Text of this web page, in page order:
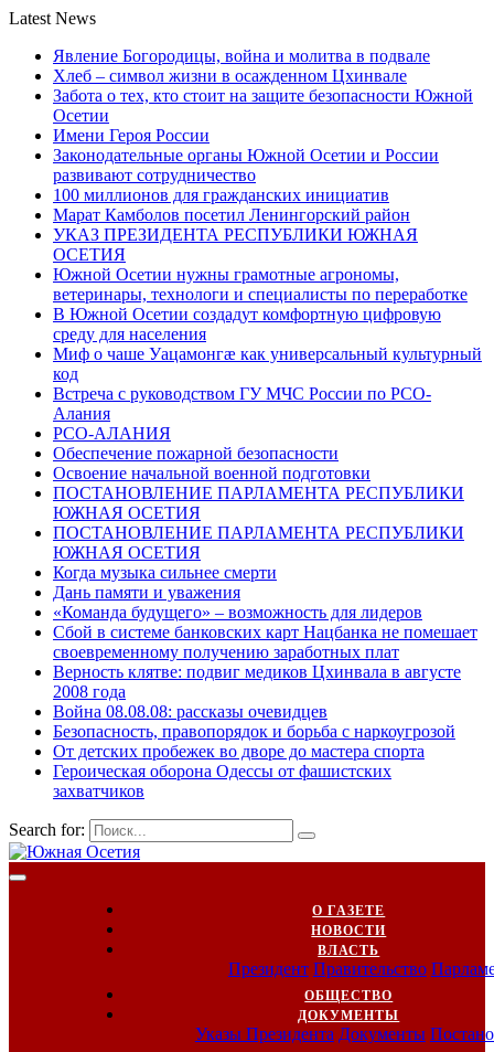
Latest News
Явление Богородицы, война и молитва в подвале
Хлеб – символ жизни в осажденном Цхинвале
Забота о тех, кто стоит на защите безопасности Южной
Осетии
Имени Героя России
Законодательные органы Южной Осетии и России
развивают сотрудничество
100 миллионов для гражданских инициатив
Марат Камболов посетил Ленингорский район
УКАЗ ПРЕЗИДЕНТА РЕСПУБЛИКИ ЮЖНАЯ
ОСЕТИЯ
Южной Осетии нужны грамотные агрономы,
ветеринары, технологи и специалисты по переработке
В Южной Осетии создадут комфортную цифровую
среду для населения
Миф о чаше Уацамонгæ как универсальный культурный
код
Встреча с руководством ГУ МЧС России по РСО-
Алания
РСО-АЛАНИЯ
Обеспечение пожарной безопасности
Освоение начальной военной подготовки
ПОСТАНОВЛЕНИЕ ПАРЛАМЕНТА РЕСПУБЛИКИ
ЮЖНАЯ ОСЕТИЯ
ПОСТАНОВЛЕНИЕ ПАРЛАМЕНТА РЕСПУБЛИКИ
ЮЖНАЯ ОСЕТИЯ
Когда музыка сильнее смерти
Дань памяти и уважения
«Команда будущего» – возможность для лидеров
Сбой в системе банковских карт Нацбанка не помешает
своевременному получению заработных плат
Верность клятве: подвиг медиков Цхинвала в августе
2008 года
Война 08.08.08: рассказы очевидцев
Безопасность, правопорядок и борьба с наркоугрозой
От детских пробежек во дворе до мастера спорта
Героическая оборона Одессы от фашистских
захватчиков
Search for:
О ГАЗЕТЕ
НОВОСТИ
ВЛАСТЬ
Президент Правительство
ОБЩЕСТВО
ДОКУМЕНТЫ
Указы Президента Документы